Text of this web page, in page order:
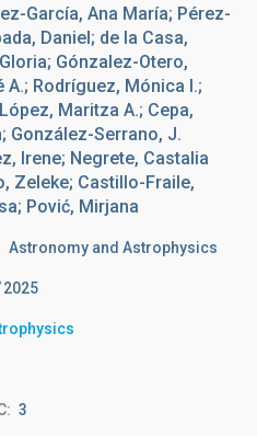
García, Ana María; Pérez-
Daniel; de la Casa,
Gónzalez-Otero,
Rodríguez, Mónica I.;
Maritza A.; Cepa,
González-Serrano, J.
Irene; Negrete, Castalia
Zeleke; Castillo-Fraile,
Pović, Mirjana
Astronomy and Astrophysics
2025
3